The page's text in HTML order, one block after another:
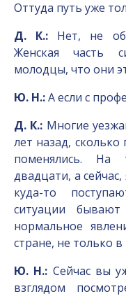
Оттуда путь уже
Д. К.: Нет, не
Женская часть
молодцы, что они
Ю. Н.:А если с
Д. К.: Многие
лет назад,
поменялись.
двадцати, а
куда-то
ситуации
нормальное
стране, не только
Ю. Н.: Сейчас вы
взглядом